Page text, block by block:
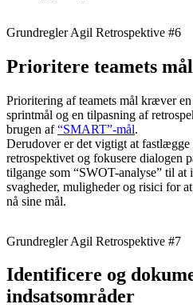
Grundregler Agil Retrospektive #6
Prioritere teamets mål
Prioritering af teamets mål kræver
sprintmål og en tilpasning af
brugen af“SMART”-mål.
Derudover er det vigtigt at
retrospektivet og fokusere dialogen
tilgange som “SWOT-analyse” til at
svagheder, muligheder og risici for
nå sine mål.
Grundregler Agil Retrospektive #7
Identificere og
indsatsområder